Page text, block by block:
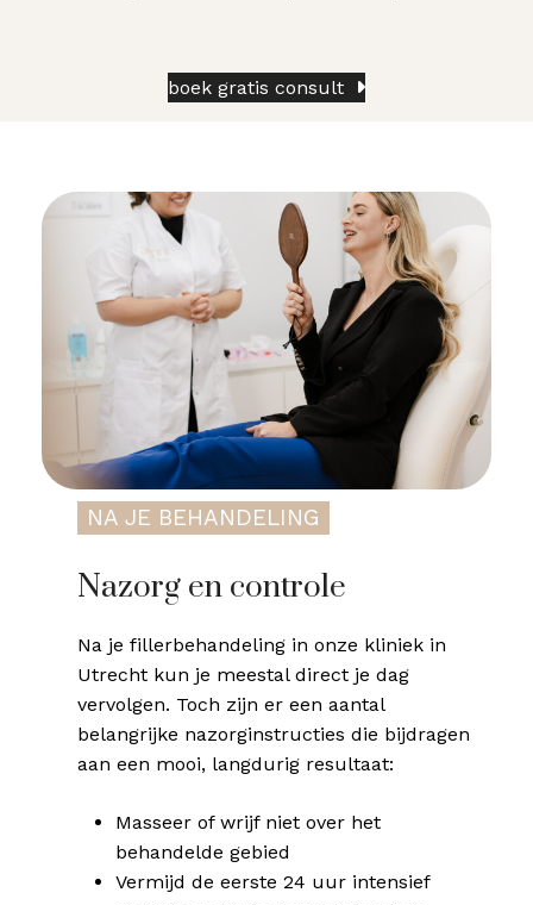
boek gratis consult
NA JE BEHANDELING
Nazorg en controle
Na je fillerbehandeling in onze kliniek in
Utrecht kun je meestal direct je dag
vervolgen. Toch zijn er een aantal
belangrijke nazorginstructies die bijdragen
aan een mooi, langdurig resultaat:
Masseer of wrijf niet over het
behandelde gebied
Vermijd de eerste 24 uur intensief